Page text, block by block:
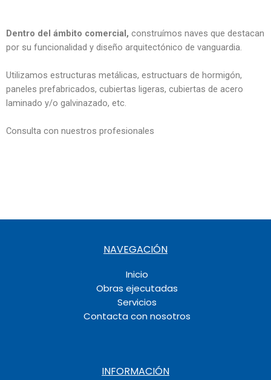
Dentro del ámbito comercial, construímos naves que destacan
por su funcionalidad y diseño arquitectónico de vanguardia.
Utilizamos estructuras metálicas, estructuars de hormigón,
paneles prefabricados, cubiertas ligeras, cubiertas de acero
laminado y/o galvinazado, etc.
Consulta con nuestros profesionales
NAVEGACIÓN
Inicio
Obras ejecutadas
Servicios
Contacta con nosotros
INFORMACIÓN